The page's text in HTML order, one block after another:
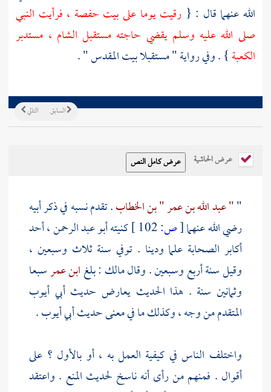
الله عنهما قال : { رقيت يوما على بيت حفصة ، فرأيت النبي
صلى الله عليه وسلم يقضي حاجته مستقبل الشام ، مستدبر
الكعبة} . وفي رواية " مستقبلابيت المقدس" .
التالي السابق
عرض الحاشية
"" عبد الله بن عمر " بن الخطاب. تقدم نسبه في ذكر أبيه
رضي الله عنهما[ص: كنيتهأبو عبد الرحمن، أحد
أكابر الصحابة علما ودينا . توفي سنة ثلاث وسبعين ،
وقيل سنة أربع وسبعين . وقالمالك : بلغابن عمرسبعا
وثمانين سنة . هذا الحديث يعارض حديثأبي أيوب
المتقدم من وجه ، وكذلك ما في معنى حديثأبي أيوب.
واختلف الناس في كيفية العمل به ، أو بالأول ؟ على
أقوال . فمنهم من رأى أنه ناسخ لحديث المنع . واعتقد